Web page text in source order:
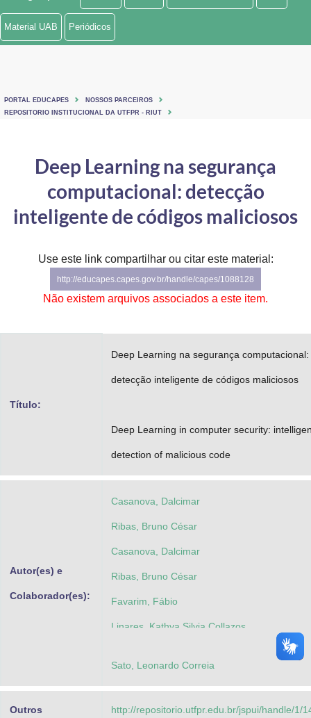
Ministério de Minas e Energia
Ministério do Turismo
Controladoria-Geral da União
Ministério da Mulher, da Família e dos Direitos Humanos
Secretaria de Governo
Gabinete de Segurança Institucional
Material UAB Periódicos
PORTAL EDUCAPES
NOSSOS PARCEIROS
REPOSITORIO INSTITUCIONAL DA UTFPR - RIUT
Deep Learning na segurança
computacional: detecção
inteligente de códigos maliciosos
Use este link compartilhar ou citar este material:
http://educapes.capes.gov.br/handle/capes/1088128
Não existem arquivos associados a este item.
Título:
Deep Learning na segurança computacional:
detecção inteligente de códigos maliciosos
Deep Learning in computer security:
detection of malicious code
Autor(es) e
Colaborador(es):
Casanova, Dalcimar
Ribas, Bruno César
Casanova, Dalcimar
Ribas, Bruno César
Favarim, Fábio
Linares, Kathya Silvia Collazos
Sato, Leonardo Correia
Outros http://repositorio.utfpr.edu.br/jspui/handle/1/